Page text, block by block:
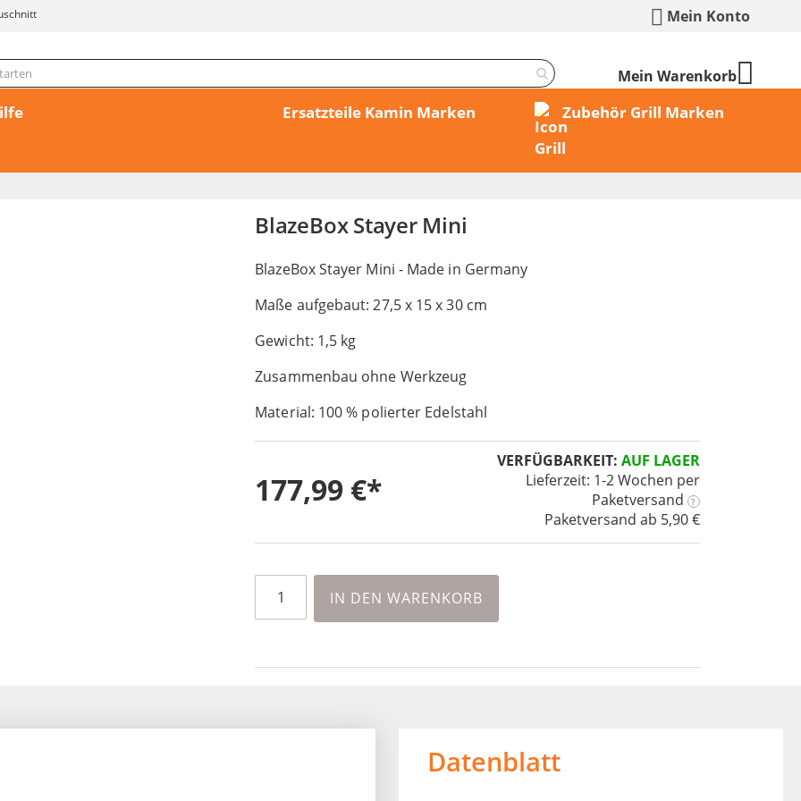
Mein Konto
Mein Warenkorb
Ersatzteile Kamin Marken Zubehör Grill Marken
BlazeBox Stayer Mini
BlazeBox Stayer Mini - Made in Germany
Maße aufgebaut: 27,5 x 15 x 30 cm
Gewicht: 1,5 kg
Zusammenbau ohne Werkzeug
Material: 100 % polierter Edelstahl
VERFÜGBARKEIT: AUF LAGER
Lieferzeit: 1-2 Wochen per
Paketversand
?
Paketversand ab 5,90 €
177,99 €
IN DEN WARENKORB
Datenblatt